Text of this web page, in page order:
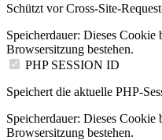
Schützt vor Cross-Site-
Speicherdauer: Dieses Cookie
Browsersitzung bestehen.
PHP SESSION ID
Speichert die aktuelle PHP-
Speicherdauer: Dieses Cookie
Browsersitzung bestehen.